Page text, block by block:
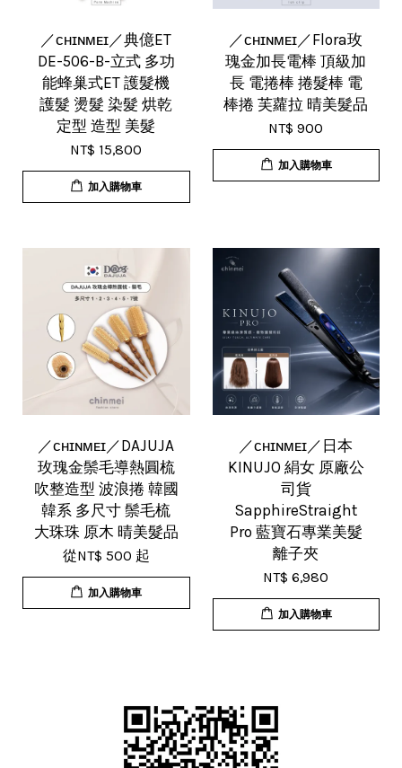
／ᴄʜɪɴᴍᴇɪ／典億ET
DE-506-B-立式 多功
能蜂巢式ET 護髮機
護髮 燙髮 染髮 烘乾
定型 造型 美髮
NT$ 15,800
加入購物車
／ᴄʜɪɴᴍᴇɪ／Flora玫
瑰金加長電棒 頂級加
長 電捲棒 捲髮棒 電
棒捲 芙蘿拉 晴美髮品
NT$ 900
加入購物車
／ᴄʜɪɴᴍᴇɪ／DAJUJA
玫瑰金鬃毛導熱圓梳
吹整造型 波浪捲 韓國
韓系 多尺寸 鬃毛梳
大珠珠 原木 晴美髮品
從NT$ 500 起
加入購物車
／ᴄʜɪɴᴍᴇɪ／日本
KINUJO 絹女 原廠公
司貨
SapphireStraight
Pro 藍寶石專業美髮
離子夾
NT$ 6,980
加入購物車